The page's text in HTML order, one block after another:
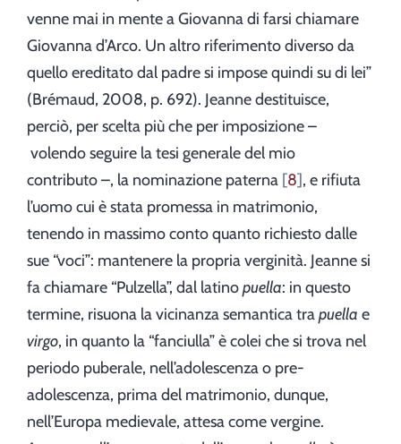
venne mai in mente a Giovanna di farsi chiamare
Giovanna d’Arco. Un altro riferimento diverso da
quello ereditato dal padre si impose quindi su di lei”
(Brémaud, 2008, p. 692). Jeanne destituisce,
perciò, per scelta più che per imposizione –
volendo seguire la tesi generale del mio
contributo –, la nominazione paterna 8 , e rifiuta
l’uomo cui è stata promessa in matrimonio,
tenendo in massimo conto quanto richiesto dalle
sue “voci”: mantenere la propria verginità. Jeanne si
fa chiamare “Pulzella”, dal latinopuella: in questo
termine, risuona la vicinanza semantica trapuella e
virgo, in quanto la “fanciulla” è colei che si trova nel
periodo puberale, nell’adolescenza o pre-
adolescenza, prima del matrimonio, dunque,
nell’Europa medievale, attesa come vergine.